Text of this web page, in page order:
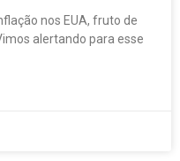
nos EUA, fruto de
alertando para esse